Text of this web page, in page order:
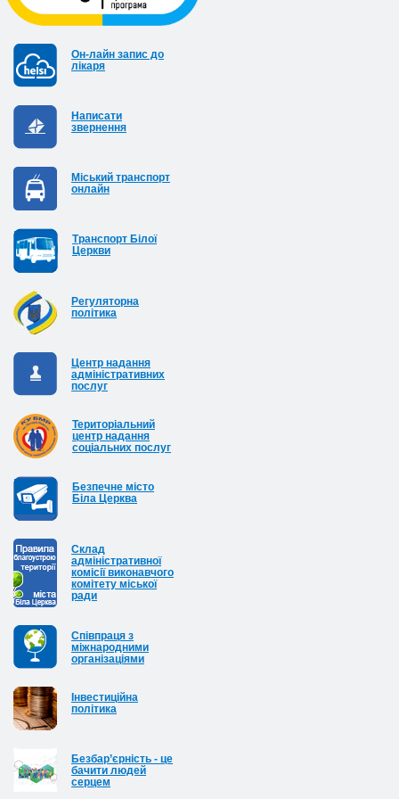
Он-лайн запис до
лікаря
Написати
звернення
Міський транспорт
онлайн
Транспорт Білої
Церкви
Регуляторна
політика
Центр надання
адміністративних
послуг
Територіальний
центр надання
соціальних послуг
Безпечне місто
Біла Церква
Cклад
адміністративної
комісії виконавчого
комітету міської
ради
Співпраця з
міжнародними
організаціями
Інвестиційна
політика
Безбар’єрність - це
бачити людей
серцем